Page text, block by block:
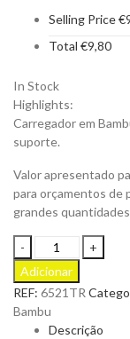
Selling Price€
Total €9,80
In Stock
Highlights:
Carregador em
suporte.
Valor apresentado
para orçamentos de
grandes
Carregador
em
Bambu
Dimper
para
Adicionar
REF: 6521TR
Bambu
Descrição